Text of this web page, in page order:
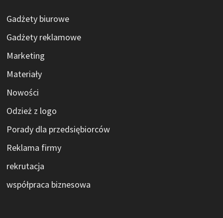
Gadżety biurowe
Gadżety reklamowe
Marketing
Materiały
Nowości
Odzież z logo
Porady dla przedsiębiorców
Reklama firmy
rekrutacja
współpraca biznesowa